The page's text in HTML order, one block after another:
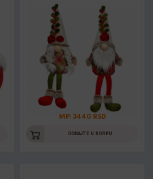
MP: 3440 RSD
DODAJTE U KORPU